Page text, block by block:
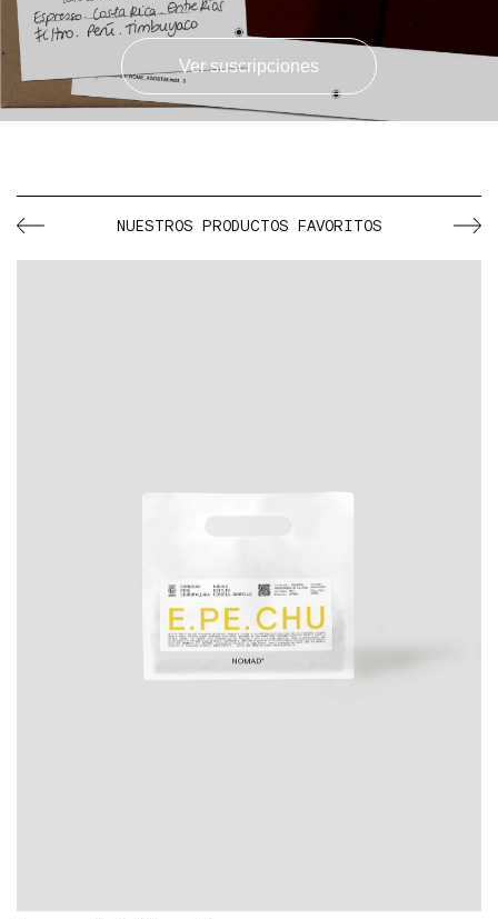
Blog
Shop
Ver suscripciones
NUESTROS PRODUCTOS FAVORITOS